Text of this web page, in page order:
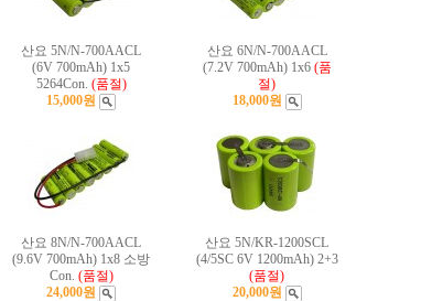
산요 5N/N-700AACL
(6V 700mAh) 1x5
5264Con. (품절)
15,000원
산요 6N/N-700AACL
(7.2V 700mAh) 1x6 (품
절)
18,000원
산요 8N/N-700AACL
(9.6V 700mAh) 1x8 소방
Con. (품절)
24,000원
산요 5N/KR-1200SCL
(4/5SC 6V 1200mAh) 2+3
(품절)
20,000원